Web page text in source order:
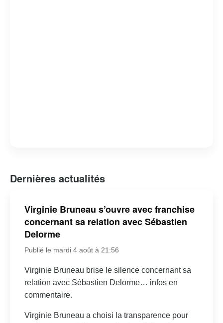
Dernières actualités
Virginie Bruneau s’ouvre avec franchise
concernant sa relation avec Sébastien
Delorme
Publié le mardi 4 août à 21:56
Virginie Bruneau brise le silence concernant sa
relation avec Sébastien Delorme… infos en
commentaire.
Virginie Bruneau a choisi la transparence pour